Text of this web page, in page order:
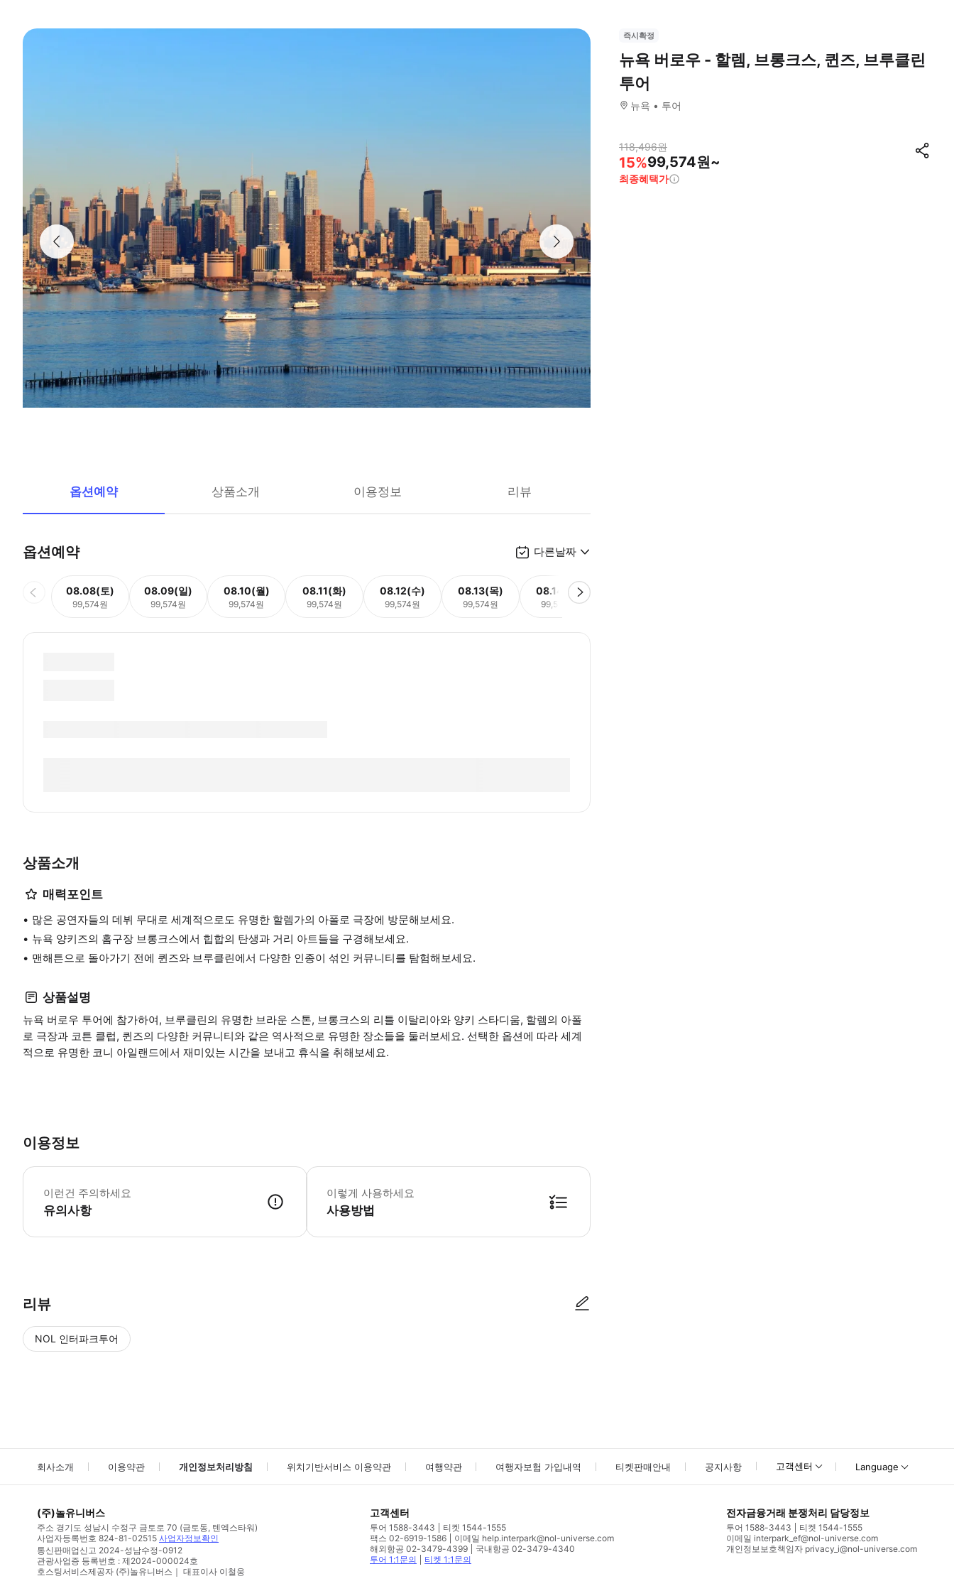
옵션예약 상품소개 이용정보 리뷰
옵션예약 다른날짜
08.08(토)
99,574원
08.09(일)
99,574원
08.10(월)
99,574원
08.11(화)
99,574원
08.12(수)
99,574원
08.13(목)
99,574원
08.14(금)
99,574원
상품소개
매력포인트
많은 공연자들의 데뷔 무대로 세계적으로도 유명한 할렘가의 아폴로 극장에 방문해보세요.
뉴욕 양키즈의 홈구장 브롱크스에서 힙합의 탄생과 거리 아트들을 구경해보세요.
맨해튼으로 돌아가기 전에 퀸즈와 브루클린에서 다양한 인종이 섞인 커뮤니티를 탐험해보세요.
상품설명
뉴욕 버로우 투어에 참가하여, 브루클린의 유명한 브라운 스톤, 브롱크스의 리틀 이탈리아와 양키 스타디움, 할렘의 아폴
로 극장과 코튼 클럽, 퀸즈의 다양한 커뮤니티와 같은 역사적으로 유명한 장소들을 둘러보세요. 선택한 옵션에 따라 세계
적으로 유명한 코니 아일랜드에서 재미있는 시간을 보내고 휴식을 취해보세요.
이용정보
이런건 주의하세요
유의사항
어린이 규정 - 3세 미만 아동은 무료이지만 좌석이 제공되지 않습니다. 필수 안내 - 뉴욕주 법에 따라 모든 어린이는 만 8세가 될 때까지 차량 탑승 시 적절
이렇게 사용하세요
사용방법
리뷰
NOL 인터파크투어
즉시확정
뉴욕 버로우 - 할렘, 브롱크스, 퀸즈, 브루클린
투어
뉴욕 투어
118,496원
15%99,574원~
최종혜택가
회사소개 이용약관 개인정보처리방침 위치기반서비스 이용약관 여행약관 여행자보험 가입내역 티켓판매안내 공지사항 고객센터 Language
(주)놀유니버스
주소 경기도 성남시 수정구 금토로 70 (금토동, 텐엑스타워)
사업자등록번호 824-81-02515 사업자정보확인
통신판매업신고 2024-성남수정-0912
관광사업증 등록번호 : 제2024-000024호
호스팅서비스제공자 (주)놀유니버스｜ 대표이사 이철웅
고객센터
투어 1588-3443
티켓 1544-1555
팩스 02-6919-1586
이메일 help.interpark@nol-universe.com
해외항공 02-3479-4399
국내항공 02-3479-4340
투어 1:1문의
티켓 1:1문의
전자금융거래 분쟁처리 담당정보
투어 1588-3443
티켓 1544-1555
이메일 interpark_ef@nol-universe.com
개인정보보호책임자 privacy_i@nol-universe.com